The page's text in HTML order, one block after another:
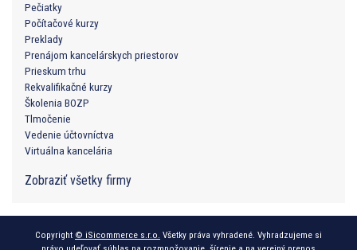
Pečiatky
Počítačové kurzy
Preklady
Prenájom kancelárskych priestorov
Prieskum trhu
Rekvalifikačné kurzy
Školenia BOZP
Tlmočenie
Vedenie účtovníctva
Virtuálna kancelária
Zobraziť všetky firmy
Copyright © iSicommerce s.r.o. Všetky práva vyhradené. Vyhradzujeme si